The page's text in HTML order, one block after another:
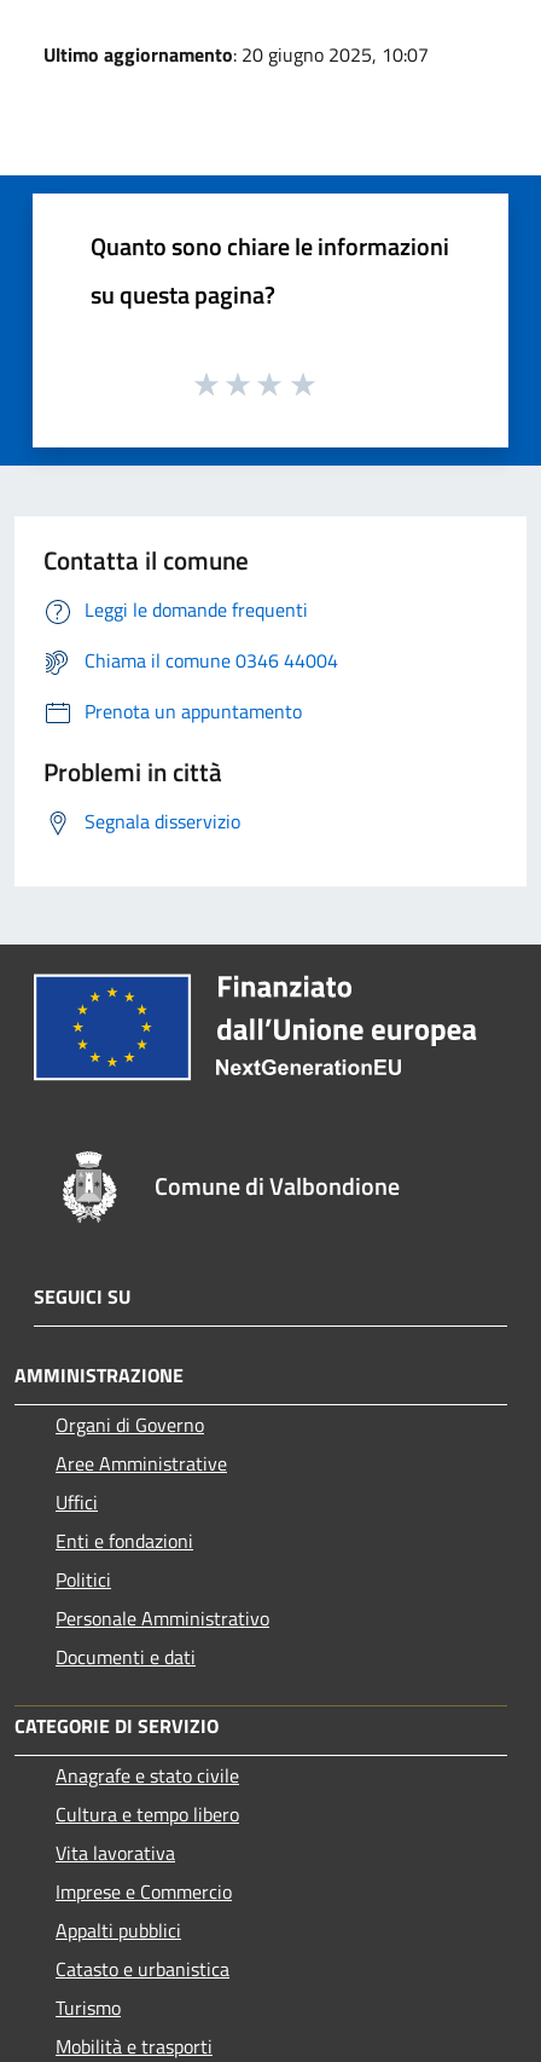
Ultimo aggiornamento: 20 giugno 2025, 10:07
Quanto sono chiare le informazioni
su questa pagina?
Contatta il comune
Leggi le domande frequenti
Chiama il comune 0346 44004
Prenota un appuntamento
Problemi in città
Segnala disservizio
Comune di Valbondione
SEGUICI SU
AMMINISTRAZIONE
Organi di Governo
Aree Amministrative
Uffici
Enti e fondazioni
Politici
Personale Amministrativo
Documenti e dati
CATEGORIE DI SERVIZIO
Anagrafe e stato civile
Cultura e tempo libero
Vita lavorativa
Imprese e Commercio
Appalti pubblici
Catasto e urbanistica
Turismo
Mobilità e trasporti